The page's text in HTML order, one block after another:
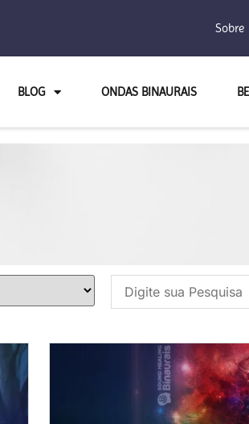
Sobre
BLOG ONDAS BINAURAIS